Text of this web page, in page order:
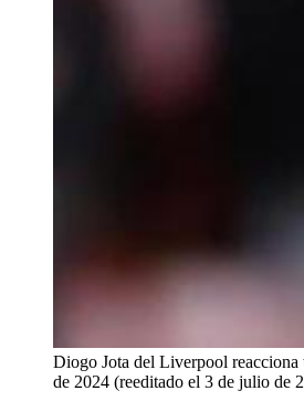
Diogo Jota del Liverpool
de 2024 (reeditado el 3 de julio de